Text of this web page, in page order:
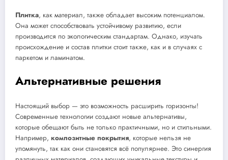
Плитка, как материал, также обладает высоким потенциалом.
Она может способствовать устойчивому развитию, если
производится по экологическим стандартам. Однако, изучать
происхождение и состав плитки стоит также, как и в случаях с
паркетом и ламинатом.
Альтернативные решения
Настоящий выбор — это возможность расширить горизонты!
Современные технологии создают новые альтернативы,
которые обещают быть не только практичными, но и стильными.
Например, композитные покрытия, которые нельзя не
упомянуть, так как они становятся всё популярнее. Это синергия